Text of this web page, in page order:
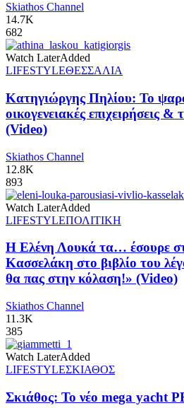
Skiathos Channel
14.7K
682
Watch LaterAdded
LIFESTYLEΘΕΣΣΑΛΙΑ
Κατηγιώργης Πηλίου: Το
οικογενειακές επιχειρήσεις &
(Video)
Skiathos Channel
12.8K
893
Watch LaterAdded
LIFESTYLEΠΟΛΙΤΙΚΗ
Η Ελένη Λουκά τα… έσουρε
Κασσελάκη στο βιβλίο του
θα πας στην κόλαση!» (Video)
Skiathos Channel
11.3K
385
Watch LaterAdded
LIFESTYLEΣΚΙΑΘΟΣ
Σκιάθος: Το νέο mega yacht